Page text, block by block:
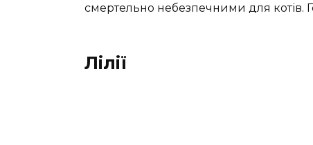
смертельно небезпечними для котів.
Лілії